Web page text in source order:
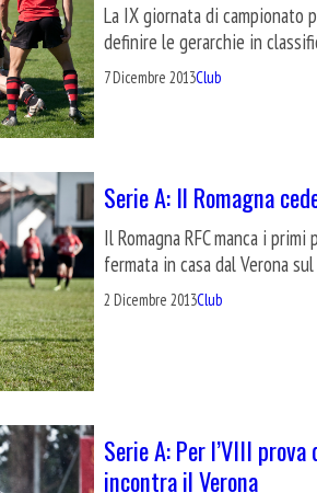
La IX giornata di campionato
definire le gerarchie in
7 Dicembre 2013Club
Serie A: Il Romagna
Il Romagna RFC manca i
fermata in casa dal Verona
2 Dicembre 2013Club
Serie A: Per l’VIII
incontra il Verona